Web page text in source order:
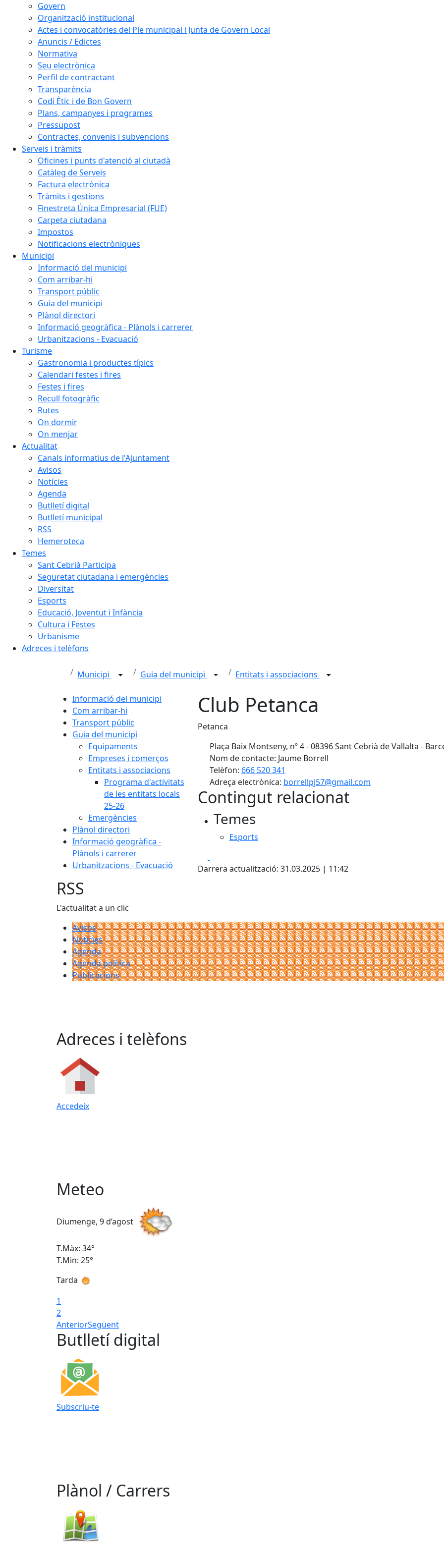
Govern
Organització institucional
Actes i convocatòries del Ple municipal i Junta de Govern Local
Anuncis / Edictes
Normativa
Seu electrònica
Perfil de contractant
Transparència
Codi Ètic i de Bon Govern
Plans, campanyes i programes
Pressupost
Contractes, convenis i subvencions
Serveis i tràmits
Oficines i punts d'atenció al ciutadà
Catàleg de Serveis
Factura electrònica
Tràmits i gestions
Finestreta Única Empresarial (FUE)
Carpeta ciutadana
Impostos
Notificacions electròniques
Municipi
Informació del municipi
Com arribar-hi
Transport públic
Guia del municipi
Plànol directori
Informació geogràfica - Plànols i carrerer
Urbanitzacions - Evacuació
Turisme
Gastronomia i productes típics
Calendari festes i fires
Festes i fires
Recull fotogràfic
Rutes
On dormir
On menjar
Actualitat
Canals informatius de l'Ajuntament
Avisos
Notícies
Agenda
Butlletí digital
Butlletí municipal
RSS
Hemeroteca
Temes
Sant Cebrià Participa
Seguretat ciutadana i emergències
Diversitat
Esports
Educació, Joventut i Infància
Cultura i Festes
Urbanisme
Adreces i telèfons
Municipi Guia del municipi Entitats i associacions
Informació del municipi
Com arribar-hi
Transport públic
Guia del municipi
Equipaments
Empreses i comerços
Entitats i associacions
Programa d'activitats
de les entitats locals
25-26
Emergències
Plànol directori
Informació geogràfica -
Plànols i carrerer
Urbanitzacions - Evacuació
Club Petanca
Petanca
Plaça Baix Montseny, nº 4 - 08396 Sant Cebrià de Vallalta -
Nom de contacte: Jaume Borrell
Telèfon: 666 520 341
Adreça electrònica: borrellpj57@gmail.com
Contingut relacionat
Temes
Esports
Darrera actualització: 31.03.2025 | 11:42
RSS
L'actualitat a un clic
Avisos
Notícies
Agenda
Agenda política
Publicacions
Adreces i telèfons
Accedeix
Meteo
Diumenge, 9 d’agost
T.Màx: 34°
T.Min: 25°
Tarda
1
2
AnteriorSegüent
Butlletí digital
Subscriu-te
Plànol / Carrers